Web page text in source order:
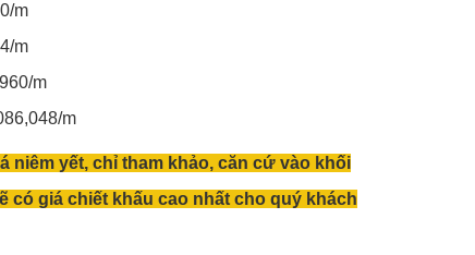
m
m
m
m
niêm yết, chỉ tham khảo, căn cứ vào khối
có giá chiết khấu cao nhất cho quý khách